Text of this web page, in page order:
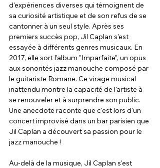
d'expériences diverses qui témoignent de
sa curiosité artistique et de son refus de se
cantonner à un seul style. Après ses
premiers succès pop, Jil Caplan s'est
essayée à différents genres musicaux. En
2017, elle sort l'album "Imparfaite", un opus
aux sonorités jazz manouche composé par
le guitariste Romane. Ce virage musical
inattendu montre la capacité de l'artiste à
se renouveler et à surprendre son public.
Une anecdote raconte que c'est lors d'un
concert improvisé dans un bar parisien que
Jil Caplan a découvert sa passion pour le
jazz manouche !
Au-delà de la musique, Jil Caplan s'est